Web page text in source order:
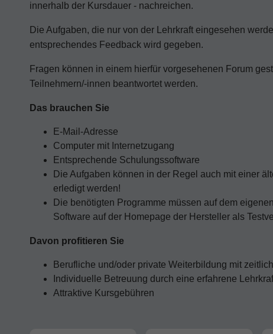
innerhalb der Kursdauer - nachreichen.
Die Aufgaben, die nur von der Lehrkraft eingesehen
entsprechendes Feedback wird gegeben.
Fragen können in einem hierfür vorgesehenen Forum
Teilnehmern/-innen beantwortet werden.
Das brauchen Sie
E-Mail-Adresse
Computer mit Internetzugang
Entsprechende Schulungssoftware
Die Aufgaben können in der Regel auch mit einer
erledigt werden!
Die benötigten Programme müssen auf dem
Software auf der Homepage der Hersteller als
Davon profitieren Sie
Berufliche und/oder private Weiterbildung mit
Individuelle Betreuung durch eine erfahrene
Attraktive Kursgebühren